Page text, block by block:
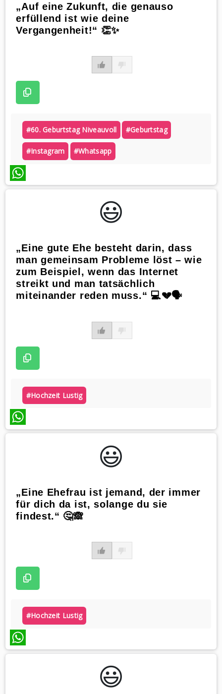
„Auf eine Zukunft, die genauso
erfüllend ist wie deine
Vergangenheit!“ 👏✨
#60. Geburtstag Niveauvoll #geburtstag
#instagram #whatsapp
WhatsApp
😃️
„Eine gute Ehe besteht darin, dass
man gemeinsam Probleme löst – wie
zum Beispiel, wenn das Internet
streikt und man tatsächlich
miteinander reden muss.“ 💻💔🗣️
#hochzeit Lustig
WhatsApp
😃️
„Eine Ehefrau ist jemand, der immer
für dich da ist, solange du sie
findest.“ 🤔🙈
#hochzeit Lustig
WhatsApp
😃️